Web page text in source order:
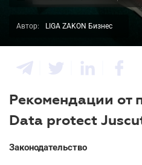
Автор: LIGA ZAKON Бизнес
Рекомендации от
Data protect
Законодательство